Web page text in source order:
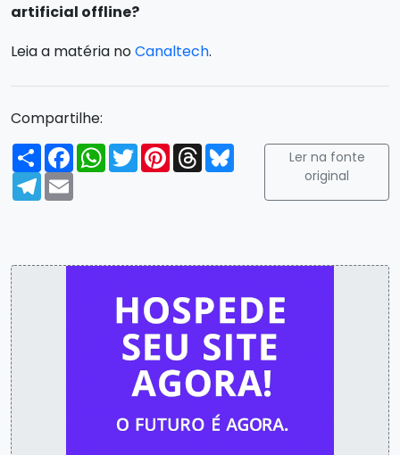
artificial offline?
Leia a matéria noCanaltech.
Compartilhe:
Compartilhar
FacebookWhatsApp
TwitterPinterest
ThreadsBluesky
Telegram
Email
Ler na fonte
original